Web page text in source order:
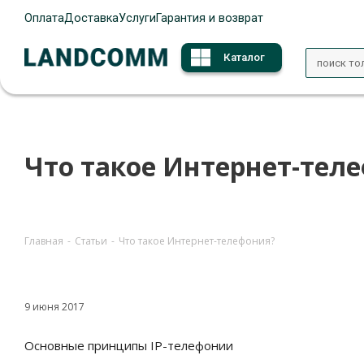
ОплатаДоставкаУслугиГарантия и возврат
Каталог
Что такое Интернет-
Главная - Статьи - Что такое Интернет-телефония?
9 июня 2017
Основные принципы IP-телефонии